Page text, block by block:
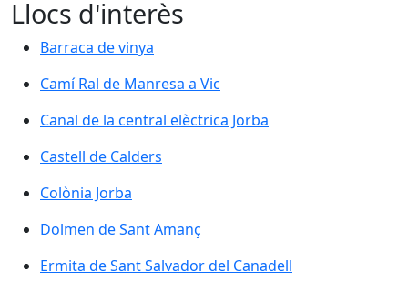
Llocs d'interès
Barraca de vinya
Barraca de vinya
Camí Ral de Manresa a Vic
Camí Ral de Manresa a Vic
Canal de la central elèctrica Jorba
Canal de la central elèctrica Jorba
Castell de Calders
Castell de Calders
Colònia Jorba
Colònia Jorba
Dolmen de Sant Amanç
Dolmen de Sant Amanç
Ermita de Sant Salvador del Canadell
Ermita de Sant Salvador del Canadell